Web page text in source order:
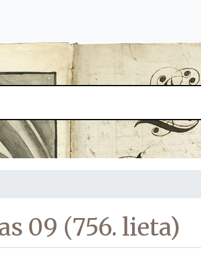
09 (756. lieta)